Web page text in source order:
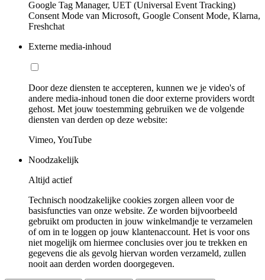
Google Tag Manager, UET (Universal Event Tracking)
Consent Mode van Microsoft, Google Consent Mode, Klarna,
Freshchat
Externe media-inhoud
Door deze diensten te accepteren, kunnen we je video's of
andere media-inhoud tonen die door externe providers wordt
gehost. Met jouw toestemming gebruiken we de volgende
diensten van derden op deze website:
Vimeo, YouTube
Noodzakelijk
Altijd actief
Technisch noodzakelijke cookies zorgen alleen voor de
basisfuncties van onze website. Ze worden bijvoorbeeld
gebruikt om producten in jouw winkelmandje te verzamelen
of om in te loggen op jouw klantenaccount. Het is voor ons
niet mogelijk om hiermee conclusies over jou te trekken en
gegevens die als gevolg hiervan worden verzameld, zullen
nooit aan derden worden doorgegeven.